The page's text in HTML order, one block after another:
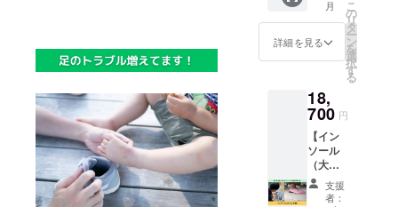
方でも
お気軽
にどう
ンソー
ルをい
とで、
こんな
メリッ
トがあ
りま
に特化
したイ
ンソー
ルをお
サンプ
ルに合
わせた
写真（5
点程
度）を
撮影し
てメー
月
詳細を見る
こ
の
リ
タ
ー
ン
を
選
択
す
る
18,
700 円
【イン
ソール
（大人
日常
用）】
支援
者：